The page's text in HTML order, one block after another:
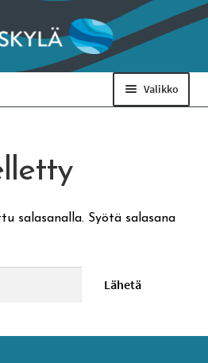
Siirry
navigointiin
Siirry
sisältöön
Valikko
salasanalla. Syötä salasana